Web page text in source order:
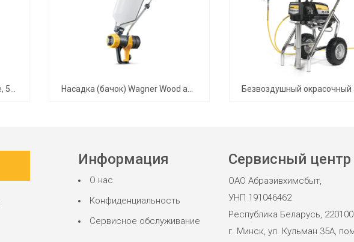
Фильтрующий элемент S-type, 50mesh белый(комплект 10шт.) Насадка (бачок) Wagner Wood and Metal Extra Gravity
Информация
О нас
Конфиденциальность
Сервисное обслуживание
Сервисный центр
ОАО Абразивхимсбыт,
УНП 191046462
Республика Беларусь, 220100
г. Минск, ул. Кульман 35А,